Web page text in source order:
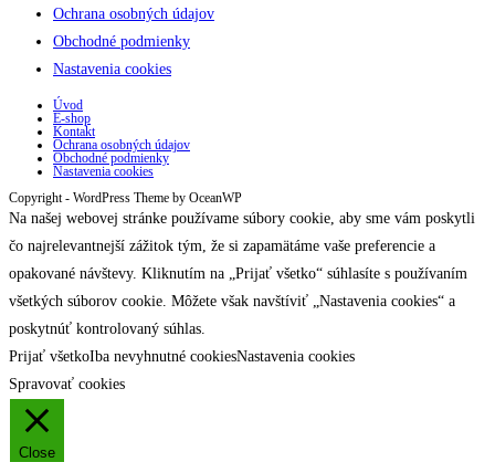
Ochrana osobných údajov
Obchodné podmienky
Nastavenia cookies
Úvod
E-shop
Kontakt
Ochrana osobných údajov
Obchodné podmienky
Nastavenia cookies
Copyright - WordPress Theme by OceanWP
Na našej webovej stránke používame súbory cookie, aby sme vám poskytli
čo najrelevantnejší zážitok tým, že si zapamätáme vaše preferencie a
opakované návštevy. Kliknutím na „Prijať všetko“ súhlasíte s používaním
všetkých súborov cookie. Môžete však navštíviť „Nastavenia cookies“ a
poskytnúť kontrolovaný súhlas.
Prijať všetkoIba nevyhnutné cookiesNastavenia cookies
Spravovať cookies
Close